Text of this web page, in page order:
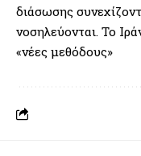
διάσωσης
νοσηλεύονται. Το
«νέες μεθόδους»